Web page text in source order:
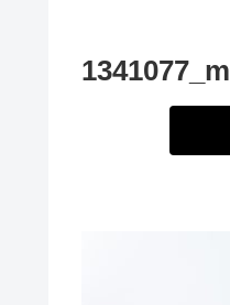
1341077_m